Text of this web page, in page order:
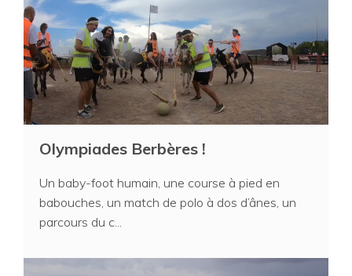
Olympiades Berbères !
Un baby-foot humain, une course à pied en
babouches, un match de polo à dos d’ânes, un
parcours du c...